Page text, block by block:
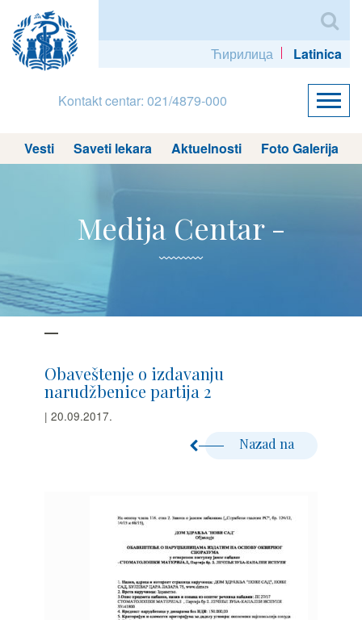
Ћирилица Latinica
Kontakt centar: 021/4879-000
Vesti Saveti lekara Aktuelnosti Foto Galerija
Medija Centar -
Obaveštenje o izdavanju
narudžbenice partija 2
| 20.09.2017.
Nazad na